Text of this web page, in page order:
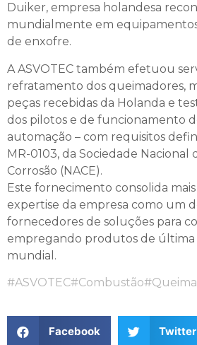
Duiker, empresa holandesa
mundialmente em
de enxofre.
A ASVOTEC também efetuou
refratamento dos queimadores,
peças recebidas da Holanda e
dos pilotos e de funcionamento
automação – com requisitos
MR-0103, da Sociedade Nacional
Corrosão (NACE).
Este fornecimento consolida
expertise da empresa como um
fornecedores de soluções para
empregando produtos de última
mundial.
#ASVOTEC#Combustão
Facebook Twitter